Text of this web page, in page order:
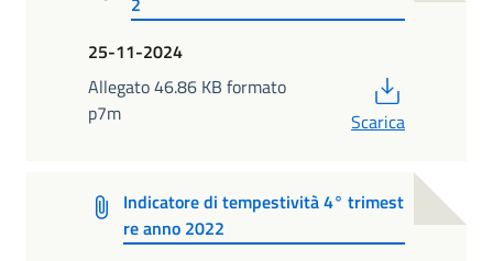
25-11-2024
Allegato 46.86 KB formato
p7m
Scarica
Indicatore di tempestività 4° trimest
re anno 2022